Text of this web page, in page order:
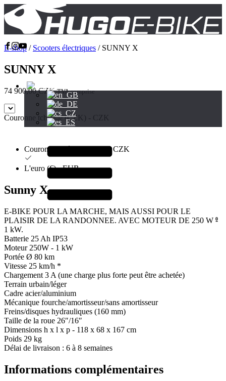
0
E-shop / Scooters électriques / SUNNY X
SUNNY X
74 900,00CZK TVA comprise
Couronne tchèque (CZK) - CZK
Couronne tchèque (CZK) - CZK
L'euro (€) - EUR
Sunny X
E-BIKE POUR LA MARCHE, MAIS AUSSI POUR LE
PLAISIR DE LA RANDONNEE. AVEC MOTEUR DE 250 W -
1 kW.
Batterie 25 Ah IP53
Moteur 250W - 1 kW
Portée Ø 80 km
Vitesse 25 km/h *
Chargement 3 A (une charge plus forte peut être achetée)
Terrain urbain/léger
Cadre acier/aluminium
Mécanique fourche/amortisseur/sans amortisseur
Freins/disques hydrauliques (160 mm)
Taille de la roue 26″/16″
Dimensions h x l x p - 118 x 68 x 167 cm
Poids 29 kg
Délai de livraison : 6 à 8 semaines
Informations complémentaires